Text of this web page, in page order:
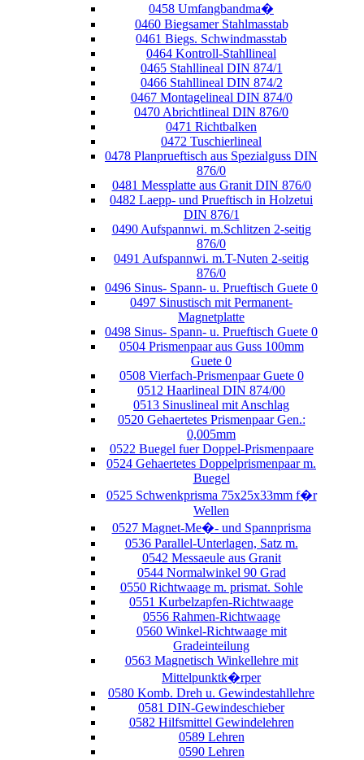
0458 Umfangbandma�
0460 Biegsamer Stahlmasstab
0461 Biegs. Schwindmasstab
0464 Kontroll-Stahllineal
0465 Stahllineal DIN 874/1
0466 Stahllineal DIN 874/2
0467 Montagelineal DIN 874/0
0470 Abrichtlineal DIN 876/0
0471 Richtbalken
0472 Tuschierlineal
0478 Planprueftisch aus Spezialguss DIN
876/0
0481 Messplatte aus Granit DIN 876/0
0482 Laepp- und Prueftisch in Holzetui
DIN 876/1
0490 Aufspannwi. m.Schlitzen 2-seitig
876/0
0491 Aufspannwi. m.T-Nuten 2-seitig
876/0
0496 Sinus- Spann- u. Prueftisch Guete 0
0497 Sinustisch mit Permanent-
Magnetplatte
0498 Sinus- Spann- u. Prueftisch Guete 0
0504 Prismenpaar aus Guss 100mm
Guete 0
0508 Vierfach-Prismenpaar Guete 0
0512 Haarlineal DIN 874/00
0513 Sinuslineal mit Anschlag
0520 Gehaertetes Prismenpaar Gen.:
0,005mm
0522 Buegel fuer Doppel-Prismenpaare
0524 Gehaertetes Doppelprismenpaar m.
Buegel
0525 Schwenkprisma 75x25x33mm f�r
Wellen
0527 Magnet-Me�- und Spannprisma
0536 Parallel-Unterlagen, Satz m.
0542 Messaeule aus Granit
0544 Normalwinkel 90 Grad
0550 Richtwaage m. prismat. Sohle
0551 Kurbelzapfen-Richtwaage
0556 Rahmen-Richtwaage
0560 Winkel-Richtwaage mit
Gradeinteilung
0563 Magnetisch Winkellehre mit
Mittelpunktk�rper
0580 Komb. Dreh u. Gewindestahllehre
0581 DIN-Gewindeschieber
0582 Hilfsmittel Gewindelehren
0589 Lehren
0590 Lehren